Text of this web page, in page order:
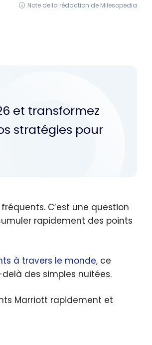
Note de la rédaction de Milesopedia
et transformez
stratégies pour
C’est une question
rapidement des points
à travers le monde, ce
des simples nuitées.
Marriott rapidement et